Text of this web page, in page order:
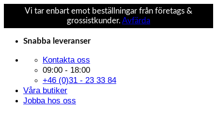
Vi tar enbart emot beställningar från företags &
grossistkunder. Avfärda
Snabba leveranser
Kontakta oss
09:00 - 18:00
+46 (0)31 - 23 33 84
Våra butiker
Jobba hos oss